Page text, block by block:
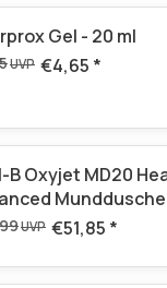
Gel - 20 ml
UVP €4,65 *
B Oxyjet MD20
Munddusche
UVP €51,85 *